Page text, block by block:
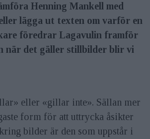
Henning Mankell med
lägga ut texten om varför en
föredrar Lagavulin framför
när det gäller stillbilder blir vi
eller «gillar inte». Sällan mer
form för att uttrycka åsikter
bilder är den som uppstår i